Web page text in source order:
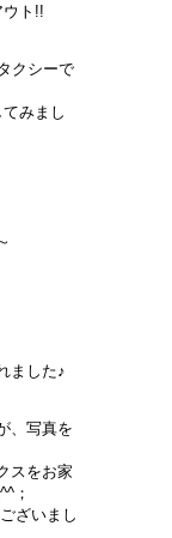
ウト!!
クシーで
みまし
ました♪
、写真を
スをお家
；
ざいまし